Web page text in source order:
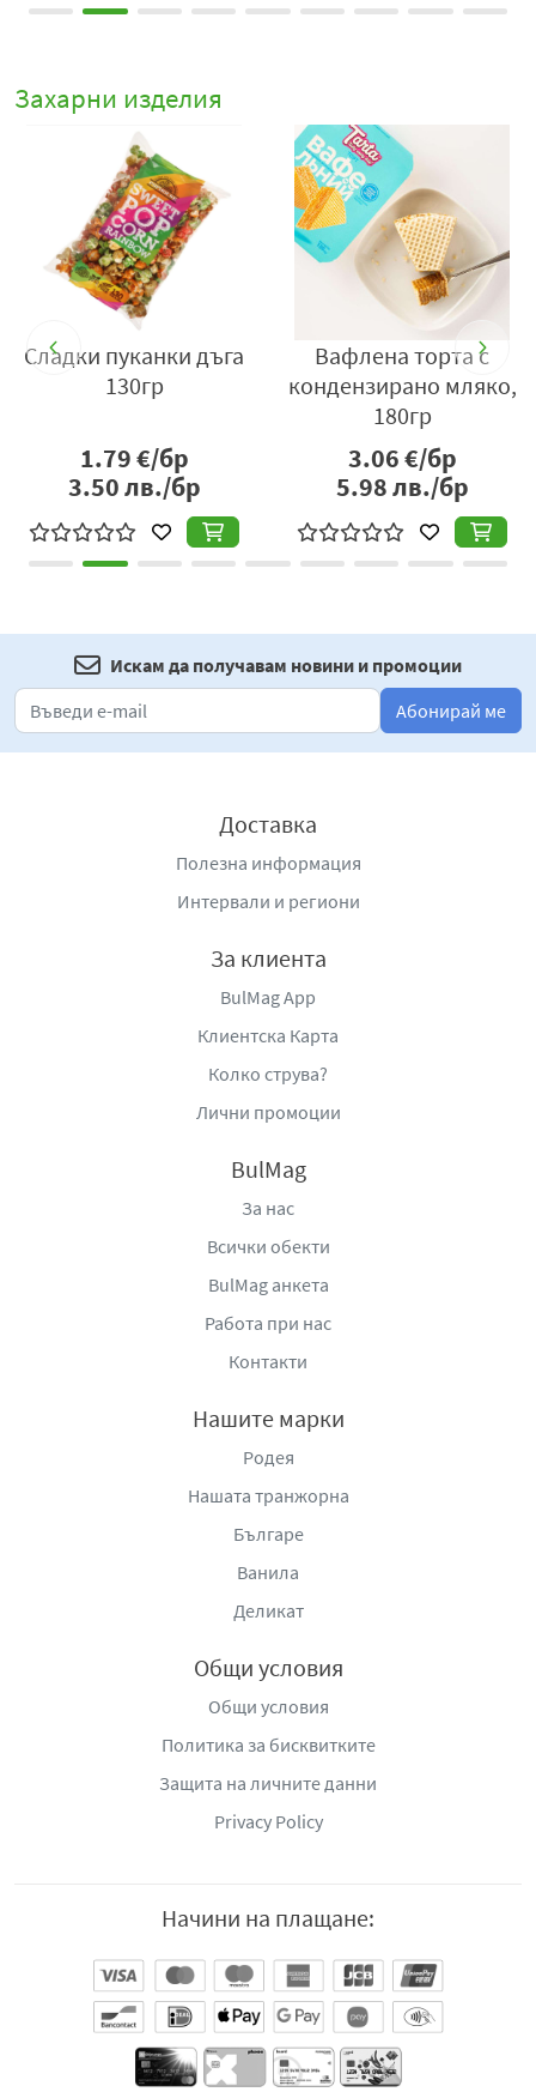
Захарни изделия
Сладки пуканки дъга
130гр
1.79€/бр
3.50лв./бр
Вафлена торта с
кондензирано мляко,
180гр
3.06€/бр
5.98лв./бр
Искам да получавам новини и промоции
Абонирай ме
Доставка
Полезна информация
Интервали и региони
За клиента
BulMag App
Клиентска Карта
Колко струва?
Лични промоции
BulMag
За нас
Всички обекти
BulMag анкета
Работа при нас
Контакти
Нашите марки
Родея
Нашата транжорна
Българе
Ванила
Деликат
Общи условия
Общи условия
Политика за бисквитките
Защита на личните данни
Privacy Policy
Начини на плащане: